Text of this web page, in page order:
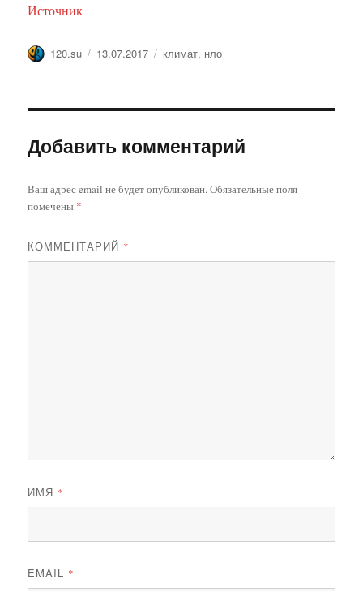
Источник
Автор
120.su Опубликовано
13.07.2017 Метки
климат, нло
Добавить комментарий
Ваш адрес email не будет опубликован.Обязательные поля
помечены *
КОММЕНТАРИЙ *
ИМЯ *
EMAIL *